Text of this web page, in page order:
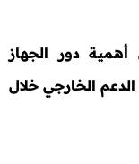
دور الجهاز
الخارجي خلال